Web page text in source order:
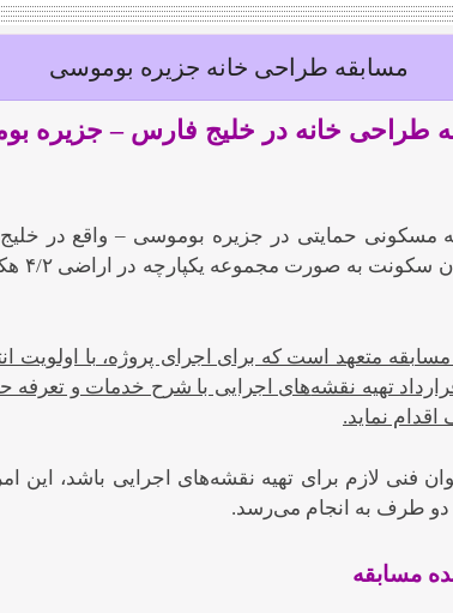
مسابقه طراحی خانه جزیره بوموسی
طراحی خانه در خلیج فارس – جزیره
متعهد است که برای اجرای پروژه، با اولویت
تهیه نقشههای اجرایی با شرح خدمات و تعرفه
نماید.
فنی لازم برای تهیه نقشه‌های اجرایی باشد،
دو طرف به انجام می‌رسد.
مسابقه